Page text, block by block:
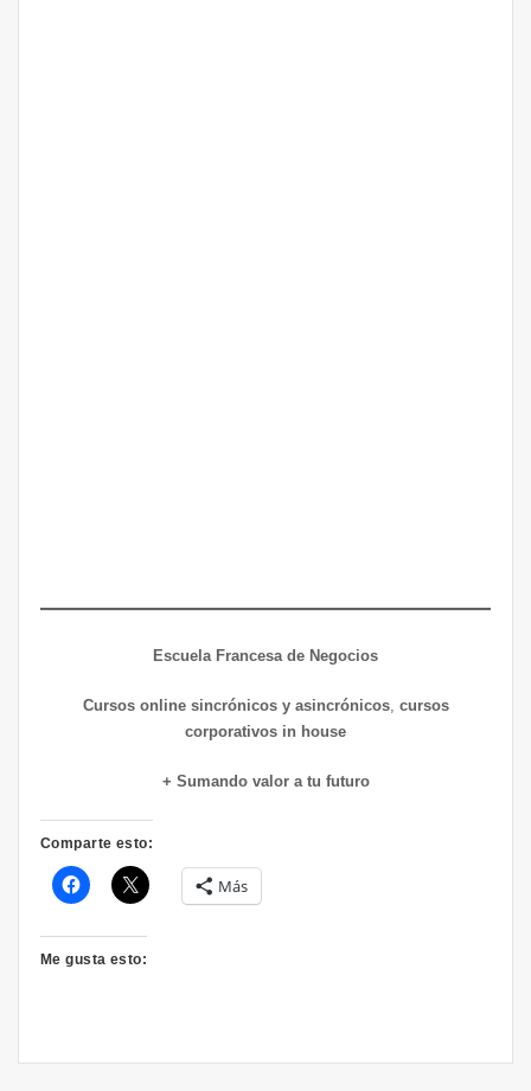
Escuela Francesa de Negocios
Cursos online sincrónicos y asincrónicos, cursos
corporativos in house
+ Sumando valor a tu futuro
Comparte esto:
Más
Me gusta esto: